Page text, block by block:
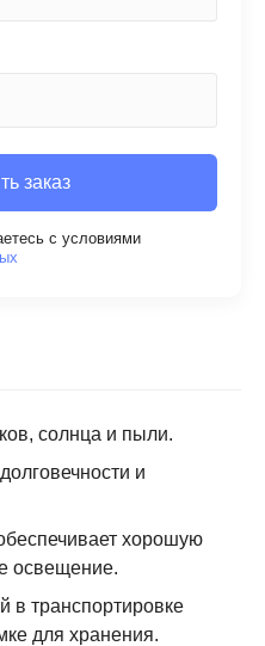
заказ
с условиями
солнца и пыли.
и
хорошую
освещение.
в транспортировке
для хранения.